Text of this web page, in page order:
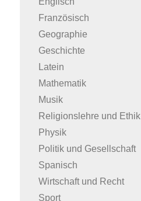
Französisch
Geographie
Geschichte
Latein
Mathematik
Musik
Religionslehre und Ethik
Physik
Politik und Gesellschaft
Spanisch
Wirtschaft und Recht
Sport